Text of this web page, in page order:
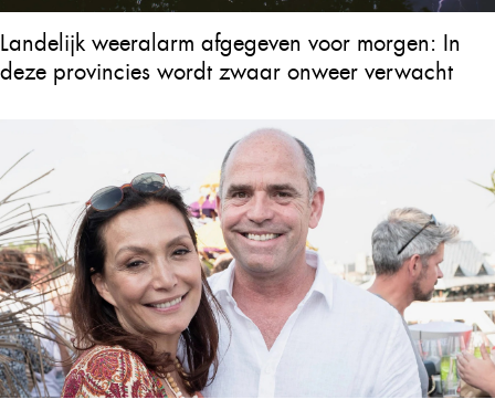
Landelijk weeralarm afgegeven voor morgen: In
deze provincies wordt zwaar onweer verwacht